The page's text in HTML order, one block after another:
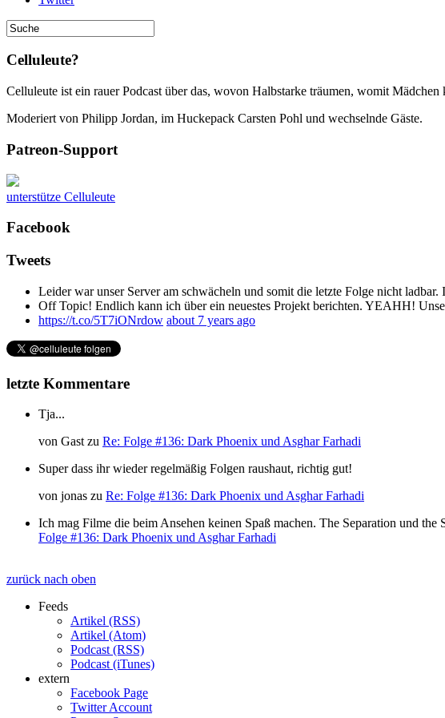
Celluleute?
Celluleute ist ein rauer Podcast über das, wovon Halbstarke träumen, womit
Moderiert von Philipp Jordan, im Huckepack Carsten Pohl und wechselnde Gäste.
Patreon-Support
unterstütze Celluleute
Facebook
Tweets
Leider war unser Server am schwächeln und somit die letzte Folge nicht
Off Topic! Endlich kann ich über ein neuestes Projekt berichten. YEAHH!
https://t.co/5T7iONrdow about 7 years ago
letzte Kommentare
Tja...
von Gast zu Re: Folge #136: Dark Phoenix und Asghar Farhadi
Super dass ihr wieder regelmäßig Folgen raushaut, richtig gut!
von jonas zu Re: Folge #136: Dark Phoenix und Asghar Farhadi
Ich mag Filme die beim Ansehen keinen Spaß machen. The Separation und
Folge #136: Dark Phoenix und Asghar Farhadi
zurück nach oben
Feeds
Artikel (RSS)
Artikel (Atom)
Podcast (RSS)
Podcast (iTunes)
extern
Facebook Page
Twitter Account